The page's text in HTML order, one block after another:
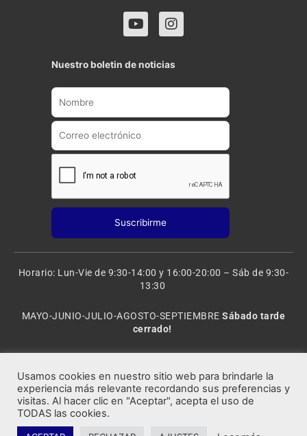
Y
o
t
u
b
I
n
t
a
g
a
Nuestro boletin de noticias
Horario: Lun-Vie de 9:30-14:00 y 16:00-20:00 – Sáb de 9:30-
13:30
MAYO-JUNIO-JULIO-AGOSTO-SEPTIEMBRESábado tarde
cerrado!
Rocafort Modelismo | Copyright 2021 © Todos los derechos
Usamos cookies en nuestro sitio web para brindarle la
experiencia más relevante recordando sus preferencias y
visitas. Al hacer clic en "Aceptar", acepta el uso de
TODAS las cookies.